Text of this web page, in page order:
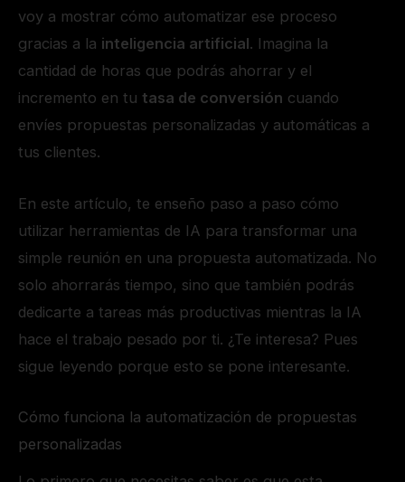
voy a mostrar cómo automatizar ese proceso
gracias a la inteligencia artificial. Imagina la
cantidad de horas que podrás ahorrar y el
incremento en tu tasa de conversión cuando
envíes propuestas personalizadas y automáticas a
tus clientes.
En este artículo, te enseño paso a paso cómo
utilizar herramientas de IA para transformar una
simple reunión en una propuesta automatizada. No
solo ahorrarás tiempo, sino que también podrás
dedicarte a tareas más productivas mientras la IA
hace el trabajo pesado por ti. ¿Te interesa? Pues
sigue leyendo porque esto se pone interesante.
Cómo funciona la automatización de propuestas
personalizadas